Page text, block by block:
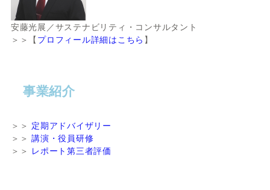
安藤光展／サステナビリティ・コンサルタント
＞＞【 プロフィール詳細はこちら 】
事業紹介
＞＞ 定期アドバイザリー
＞＞講演・役員研修
＞＞ レポート第三者評価